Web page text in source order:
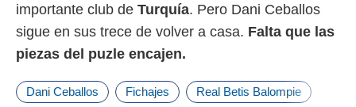
importante club de Turquía. Pero Dani Ceballos
sigue en sus trece de volver a casa. Falta que las
piezas del puzle encajen.
Dani Ceballos Fichajes Real Betis Balompie